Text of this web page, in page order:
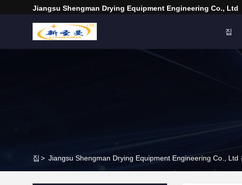
Jiangsu Shengman Drying Equipment Engineering Co., Ltd
집
집 > Jiangsu Shengman Drying Equipment Engineering Co., Ltd